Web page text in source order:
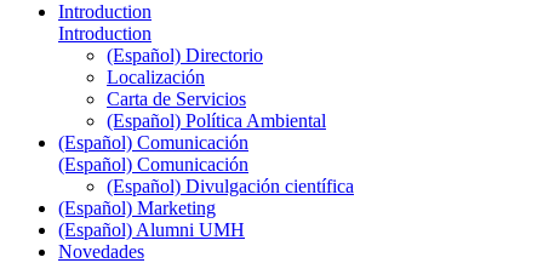
Introduction
Introduction
(Español) Directorio
Localización
Carta de Servicios
(Español) Política Ambiental
(Español) Comunicación
(Español) Comunicación
(Español) Divulgación científica
(Español) Marketing
(Español) Alumni UMH
Novedades